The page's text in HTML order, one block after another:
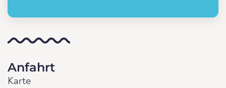
Anfahrt
Karte